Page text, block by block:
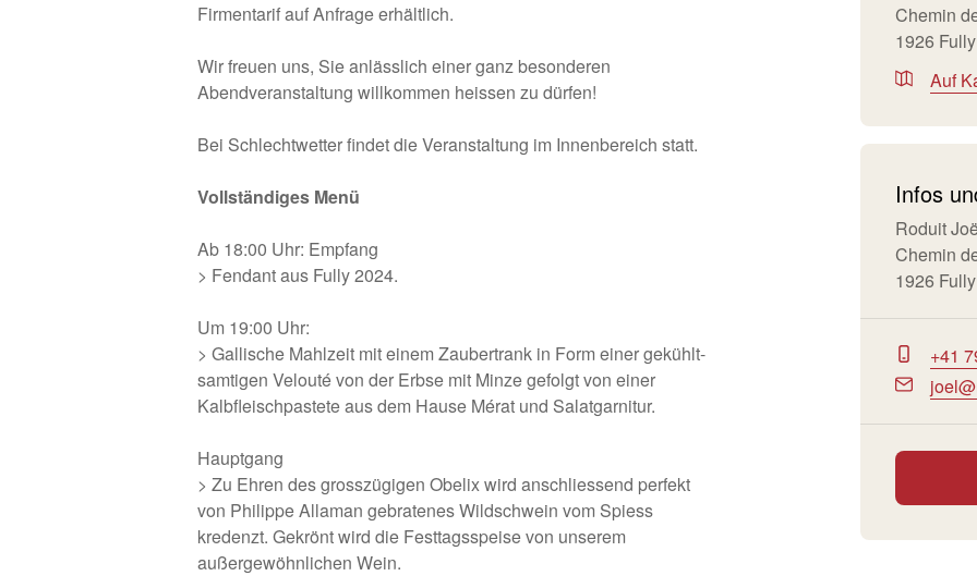
Firmentarif auf Anfrage erhältlich.
Wir freuen uns, Sie anlässlich einer ganz besonderen
Abendveranstaltung willkommen heissen zu dürfen!
Bei Schlechtwetter findet die Veranstaltung im Innenbereich statt.
Vollständiges Menü
Ab 18:00 Uhr: Empfang
> Fendant aus Fully 2024.
Um 19:00 Uhr:
> Gallische Mahlzeit mit einem Zaubertrank in Form einer gekühlt-
samtigen Velouté von der Erbse mit Minze gefolgt von einer
Kalbfleischpastete aus dem Hause Mérat und Salatgarnitur.
Hauptgang
> Zu Ehren des grosszügigen Obelix wird anschliessend perfekt
von Philippe Allaman gebratenes Wildschwein vom Spiess
kredenzt. Gekrönt wird die Festtagsspeise von unserem
außergewöhnlichen Wein.
Chemin
1926 Fully
Auf
Infos
Roduit
Chemin
1926 Fully
+41